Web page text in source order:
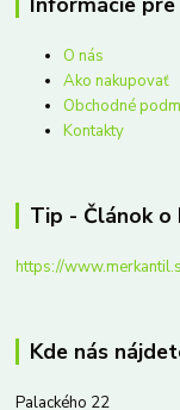
O nás
Ako nakupovať
Obchodné
Kontakty
Tip - Článok o
https://
Kde nás
Palackého 22